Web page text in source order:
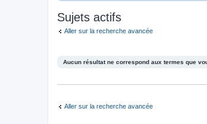
Sujets actifs
Aller sur la recherche avancée
Aucun résultat ne correspond aux termes que
Aller sur la recherche avancée